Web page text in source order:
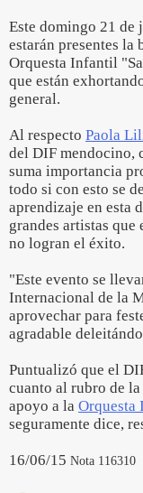
Este domingo 21 de
estarán presentes la
Orquesta Infantil
que están
general.
Al respecto Paola
del DIF mendocino,
suma importancia
todo si con esto se
aprendizaje en esta
grandes artistas
no logran el éxito.
"Este evento se
Internacional de la
aprovechar para
agradable
Puntualizó que el
cuanto al rubro de
apoyo a la Orquesta
seguramente dice,
16/06/15 Nota 116310